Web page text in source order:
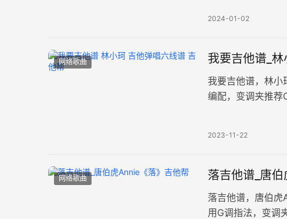
2024-01-02
网络歌曲 我要吉他谱_
我要吉他谱，林小
编配，变调夹推荐
2023-11-22
网络歌曲 落吉他谱_唐
落吉他谱，唐伯
用G调指法，变调